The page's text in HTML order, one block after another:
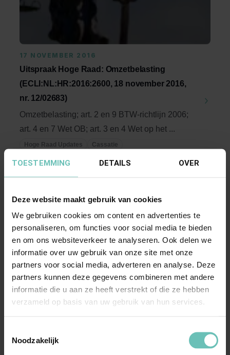
TOESTEMMING DETAILS OVER
Deze website maakt gebruik van cookies
We gebruiken cookies om content en advertenties te
personaliseren, om functies voor social media te bieden
en om ons websiteverkeer te analyseren. Ook delen we
informatie over uw gebruik van onze site met onze
partners voor social media, adverteren en analyse. Deze
partners kunnen deze gegevens combineren met andere
informatie die u aan ze heeft verstrekt of die ze hebben
verzameld op basis van uw gebruik van hun services.
Noodzakelijk
17 NOVEMBER 2016
Uitspraak Hoge Raad: Omzetbelasting
(ECLI:NL:HR:2016:2600, 18 november 2016,
nr. 12/02683)
Omzetbelasting; art. 2 en 9 BTW-richtlijn 2006;
art. 4 en 7 Wet OB; art. 3 en 4 Wet op het ...
Hoge Raad Updates Cassatie
20 NOVEMBER 2016
Uitspraak Hoge Raad: Verjaring van
bevoegdheid (ECLI:NL:HR:2016:2623, 18
november 2016, nr. 15/02237)
Veroordeling ...